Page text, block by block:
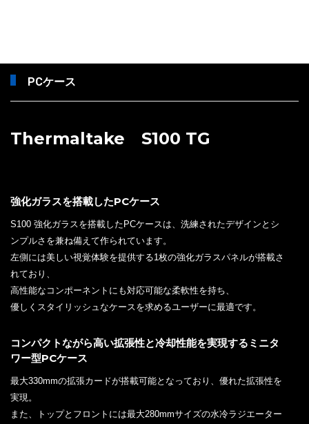
PCケース
Thermaltake S100 TG
強化ガラスを搭載したPCケース
S100 強化ガラスを搭載したPCケースは、洗練されたデザインとシ
ンプルさを兼ね備えて作られています。
左側には美しい視覚体験を提供する1枚の強化ガラスパネルが搭載さ
れており、
高性能なコンポーネントにも対応可能な柔軟性を持ち、
優しくスタイリッシュなケースを求めるユーザーに最適です。
コンパクトながら高い拡張性と冷却性能を実現するミニタ
ワー型PCケース
最大330mmの拡張カードが搭載可能となっており、優れた拡張性を
実現。
また、トップとフロントには最大280mmサイズの水冷ラジエーター